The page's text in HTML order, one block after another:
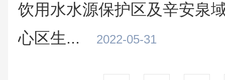
饮用水水源保护区及辛安泉
心区生...
2022-05-31